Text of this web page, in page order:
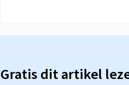
Gratis dit artikel